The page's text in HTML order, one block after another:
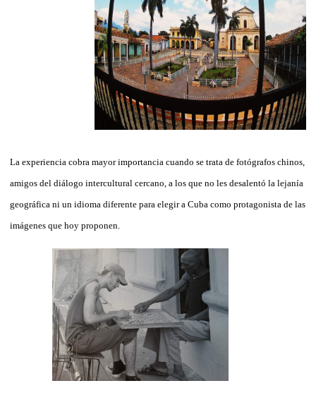
La experiencia cobra mayor importancia cuando se trata de fotógrafos chinos,
amigos del diálogo intercultural cercano, a los que no les desalentó la lejanía
geográfica ni un idioma diferente para elegir a Cuba como protagonista de las
imágenes que hoy proponen.